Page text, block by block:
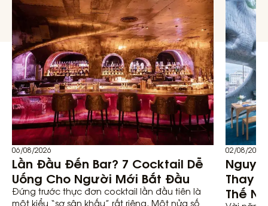
06/08/2026
Lần Đầu Đến Bar? 7 Cocktail Dễ
Uống Cho Người Mới Bắt Đầu
Đứng trước thực đơn cocktail lần đầu tiên là
một kiểu “sợ sân khấu” rất riêng. Một nửa số
02/08/2026
Thay
Thế